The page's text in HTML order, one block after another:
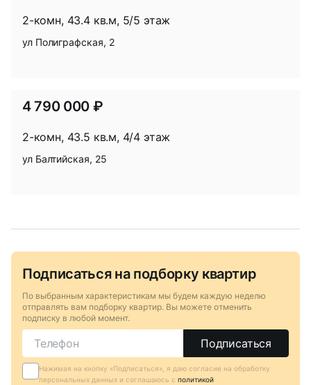
2-комн, 43.4 кв.м, 5/5 этаж
ул Полиграфская, 2
4 790 000 ₽
2-комн, 43.5 кв.м, 4/4 этаж
ул Балтийская, 25
Подписаться на подборку квартир
По выбранным характеристикам мы будем каждую неделю
отправлять вам подборку квартир. Вы можете отменить
подписку в любой момент.
Подписаться
Нажимая на кнопку «Подписаться», я даю согласие на обработку
персональных данных и соглашаюсь c политикой